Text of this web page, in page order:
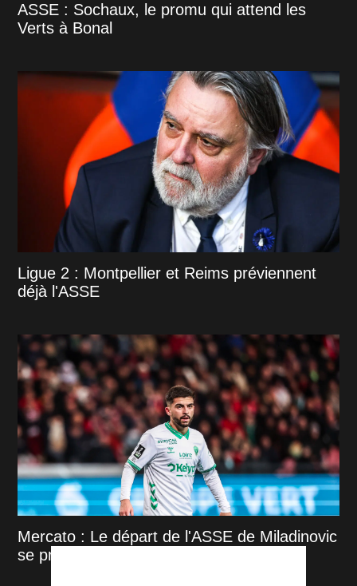
ASSE : Sochaux, le promu qui attend les
Verts à Bonal
Ligue 2 : Montpellier et Reims préviennent
déjà l'ASSE
Mercato : Le départ de l'ASSE de Miladinovic
se précise